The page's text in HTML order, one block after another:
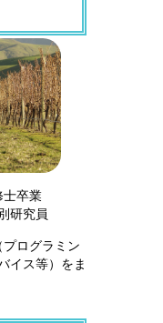
士卒業
研究員
ログラミン
イス等）をま